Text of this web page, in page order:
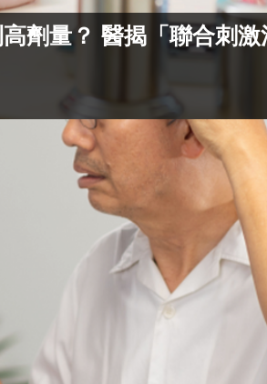
劑量？ 醫揭「聯合刺